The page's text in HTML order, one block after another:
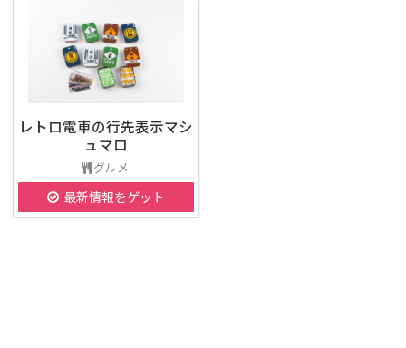
レトロ電車の行先表示マシ
ュマロ
グルメ
最新情報をゲット